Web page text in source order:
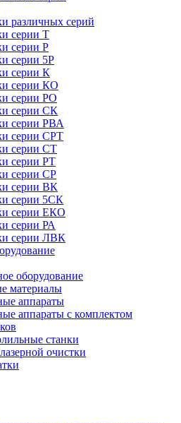
различных серий
серии Т
серии Р
серии 5Р
серии К
серии КО
серии РО
серии СК
серии РВА
серии СРТ
серии СТ
серии РТ
серии СР
серии ВК
серии 5СК
серии ЕКО
серии РА
серии ЛВК
оборудование
материалы
аппараты
аппараты с комплектом
станки
очистки